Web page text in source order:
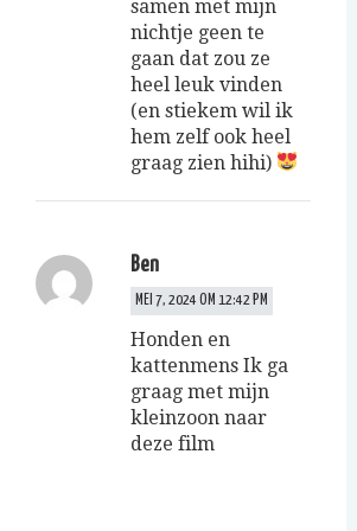
samen met mijn
nichtje geen te
gaan dat zou ze
heel leuk vinden
(en stiekem wil ik
hem zelf ook heel
graag zien hihi)
Ben
MEI 7, 2024 OM 12:42 PM
Honden en
kattenmens Ik ga
graag met mijn
kleinzoon naar
deze film